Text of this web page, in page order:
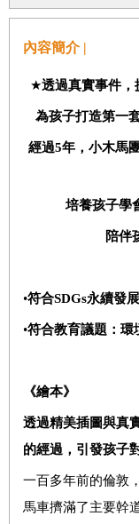
內容簡介 |
★透過真實事件，
為孩子打造第一
經過5年，小木馬
培養孩子學
陪伴
•符合SDGs永續發
•符合教育議題：環
《繪本》
透過精美插圖與真
的經過，引發孩子
一百多年前的倫敦
馬車擠滿了主要幹